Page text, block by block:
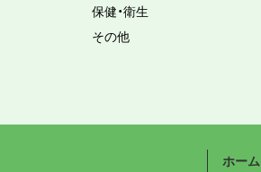
保健・衛生
その他
ホーム